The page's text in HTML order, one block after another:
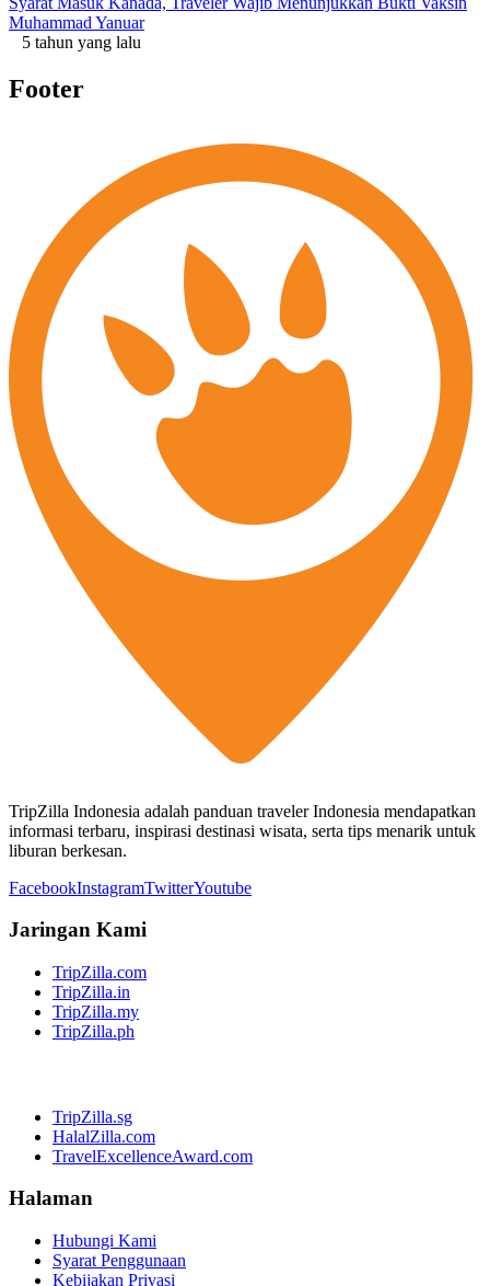
Muhammad Yanuar
5 tahun yang lalu
Footer
TripZilla Indonesia adalah panduan traveler Indonesia mendapatkan
informasi terbaru, inspirasi destinasi wisata, serta tips menarik untuk
liburan berkesan.
FacebookInstagramTwitterYoutube
Jaringan Kami
TripZilla.com
TripZilla.in
TripZilla.my
TripZilla.ph
TripZilla.sg
HalalZilla.com
TravelExcellenceAward.com
Halaman
Hubungi Kami
Syarat Penggunaan
Kebijakan Privasi